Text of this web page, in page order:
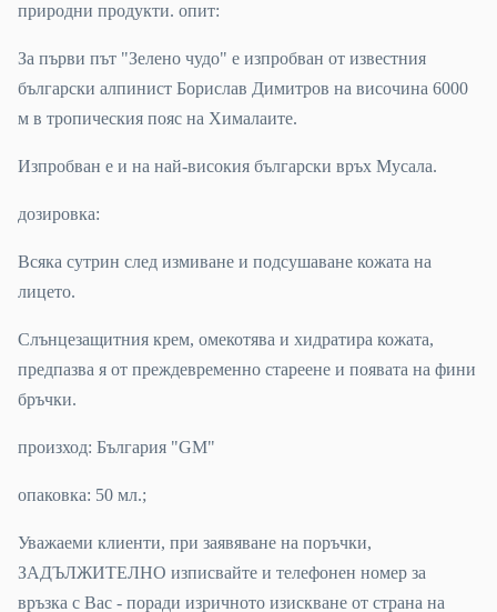
природни продукти. опит:
За първи път "Зелено чудо" е изпробван от известния
български алпинист Борислав Димитров на височина 6000
м в тропическия пояс на Хималаите.
Изпробван е и на най-високия български връх Мусала.
дозировка:
Всяка сутрин след измиване и подсушаване кожата на
лицето.
Слънцезащитния крем, омекотява и хидратира кожата,
предпазва я от преждевременно стареене и появата на фини
бръчки.
произход: България "GM"
опаковка: 50 мл.;
Уважаеми клиенти, при заявяване на поръчки,
ЗАДЪЛЖИТЕЛНО изписвайте и телефонен номер за
връзка с Вас - поради изричното изискване от страна на